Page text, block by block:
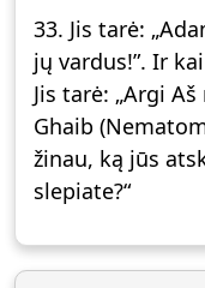
33. Jis tarė:
jų vardus!”. Ir
Jis tarė: „Argi
Ghaib
žinau, ką jūs
slepiate?“